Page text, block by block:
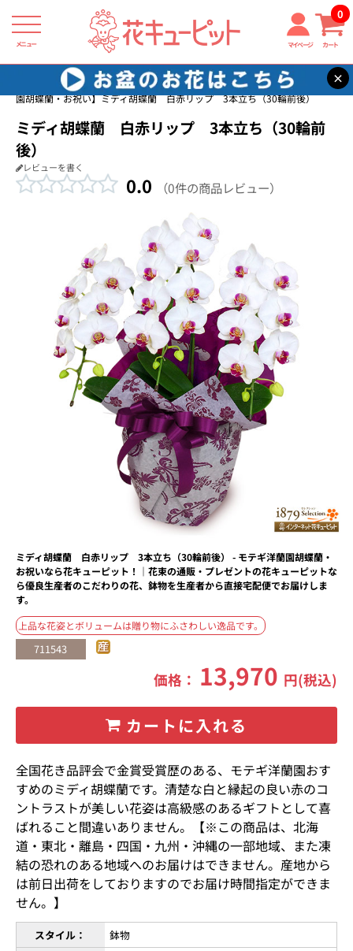
メニュー マイページ カート
0
×
花キューピット ミディ胡蝶蘭・お祝い（モテギ洋蘭園）
【モテギ洋蘭
園胡蝶蘭・お祝い】ミディ胡蝶蘭 白赤リップ 3本立ち（30輪前後）
ミディ胡蝶蘭 白赤リップ 3本立ち（30輪前
後）
レビューを書く
0.0 （0件の商品レビュー）
ミディ胡蝶蘭 白赤リップ 3本立ち（30輪前後） - モテギ洋蘭園胡蝶蘭・
お祝いなら花キューピット！｜花束の通販・プレゼントの花キューピットな
ら優良生産者のこだわりの花、鉢物を生産者から直接宅配便でお届けしま
す。
上品な花姿とボリュームは贈り物にふさわしい逸品です。
711543
価格： 13,970 円(税込)
カートに入れる
全国花き品評会で金賞受賞歴のある、モテギ洋蘭園おす
すめのミディ胡蝶蘭です。清楚な白と縁起の良い赤のコ
ントラストが美しい花姿は高級感のあるギフトとして喜
ばれること間違いありません。【※この商品は、北海
道・東北・離島・四国・九州・沖縄の一部地域、また凍
結の恐れのある地域へのお届けはできません。産地から
は前日出荷をしておりますのでお届け時間指定ができま
せん。】
スタイル：
鉢物